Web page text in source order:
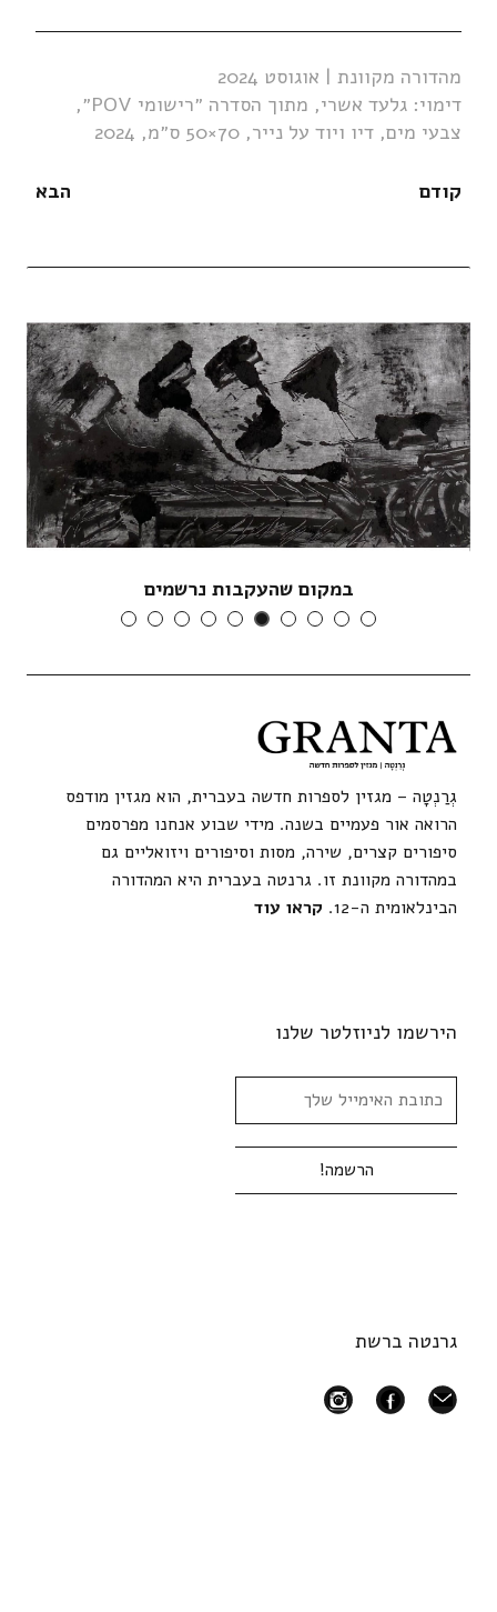
מהדורה מקוונת | אוגוסט 2024
דימוי: גלעד אשרי, מתוך הסדרה ״רישומי POV״,
צבעי מים, דיו ויוד על נייר, 70×50 ס״מ, 2024
קודם הבא
במקום שהעקבות נרשמים
גְרַנְטָה – מגזין לספרות חדשה בעברית, הוא מגזין מודפס
הרואה אור פעמיים בשנה. מידי שבוע אנחנו מפרסמים
סיפורים קצרים, שירה, מסות וסיפורים ויזואליים גם
במהדורה מקוונת זו. גרנטה בעברית היא המהדורה
הבינלאומית ה-12.
קראו עוד
הירשמו לניוזלטר שלנו
גרנטה ברשת
mail
facebook
instagram